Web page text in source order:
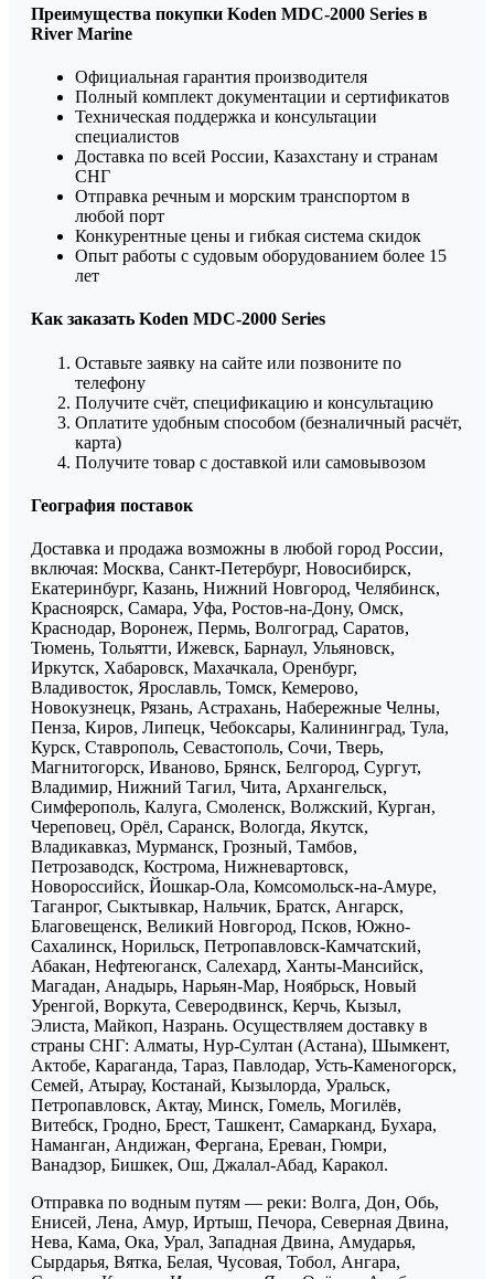
Преимущества покупки Koden MDC-2000 Series в
River Marine
Официальная гарантия производителя
Полный комплект документации и сертификатов
Техническая поддержка и консультации
специалистов
Доставка по всей России, Казахстану и странам
СНГ
Отправка речным и морским транспортом в
любой порт
Конкурентные цены и гибкая система скидок
Опыт работы с судовым оборудованием более 15
лет
Как заказать Koden MDC-2000 Series
Оставьте заявку на сайте или позвоните по
телефону
Получите счёт, спецификацию и консультацию
Оплатите удобным способом (безналичный расчёт,
карта)
Получите товар с доставкой или самовывозом
География поставок
Доставка и продажа возможны в любой город России,
включая: Москва, Санкт-Петербург, Новосибирск,
Екатеринбург, Казань, Нижний Новгород, Челябинск,
Красноярск, Самара, Уфа, Ростов-на-Дону, Омск,
Краснодар, Воронеж, Пермь, Волгоград, Саратов,
Тюмень, Тольятти, Ижевск, Барнаул, Ульяновск,
Иркутск, Хабаровск, Махачкала, Оренбург,
Владивосток, Ярославль, Томск, Кемерово,
Новокузнецк, Рязань, Астрахань, Набережные Челны,
Пенза, Киров, Липецк, Чебоксары, Калининград, Тула,
Курск, Ставрополь, Севастополь, Сочи, Тверь,
Магнитогорск, Иваново, Брянск, Белгород, Сургут,
Владимир, Нижний Тагил, Чита, Архангельск,
Симферополь, Калуга, Смоленск, Волжский, Курган,
Череповец, Орёл, Саранск, Вологда, Якутск,
Владикавказ, Мурманск, Грозный, Тамбов,
Петрозаводск, Кострома, Нижневартовск,
Новороссийск, Йошкар-Ола, Комсомольск-на-Амуре,
Таганрог, Сыктывкар, Нальчик, Братск, Ангарск,
Благовещенск, Великий Новгород, Псков, Южно-
Сахалинск, Норильск, Петропавловск-Камчатский,
Абакан, Нефтеюганск, Салехард, Ханты-Мансийск,
Магадан, Анадырь, Нарьян-Мар, Ноябрьск, Новый
Уренгой, Воркута, Северодвинск, Керчь, Кызыл,
Элиста, Майкоп, Назрань. Осуществляем доставку в
страны СНГ: Алматы, Нур-Султан (Астана), Шымкент,
Актобе, Караганда, Тараз, Павлодар, Усть-Каменогорск,
Семей, Атырау, Костанай, Кызылорда, Уральск,
Петропавловск, Актау, Минск, Гомель, Могилёв,
Витебск, Гродно, Брест, Ташкент, Самарканд, Бухара,
Наманган, Андижан, Фергана, Ереван, Гюмри,
Ванадзор, Бишкек, Ош, Джалал-Абад, Каракол.
Отправка по водным путям — реки: Волга, Дон, Обь,
Енисей, Лена, Амур, Иртыш, Печора, Северная Двина,
Нева, Кама, Ока, Урал, Западная Двина, Амударья,
Сырдарья, Вятка, Белая, Чусовая, Тобол, Ангара,